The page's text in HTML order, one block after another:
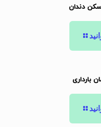
دندان
بارداری